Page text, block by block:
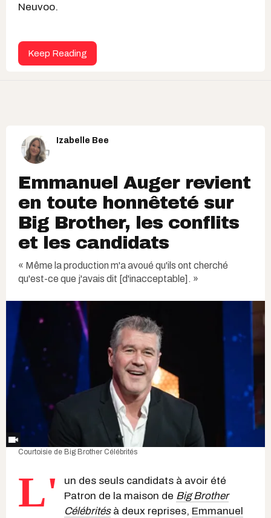
Neuvoo.
Keep Reading
Izabelle Bee
Emmanuel Auger revient
en toute honnêteté sur
Big Brother, les conflits
et les candidats
« Même la production m'a avoué qu'ils ont cherché
qu'est-ce que j'avais dit [d'inacceptable]. »
Courtoisie de Big Brother Célébrités
L'
un des seuls candidats à avoir été
Patron de la maison de Big Brother
Célébritésà deux reprises, Emmanuel